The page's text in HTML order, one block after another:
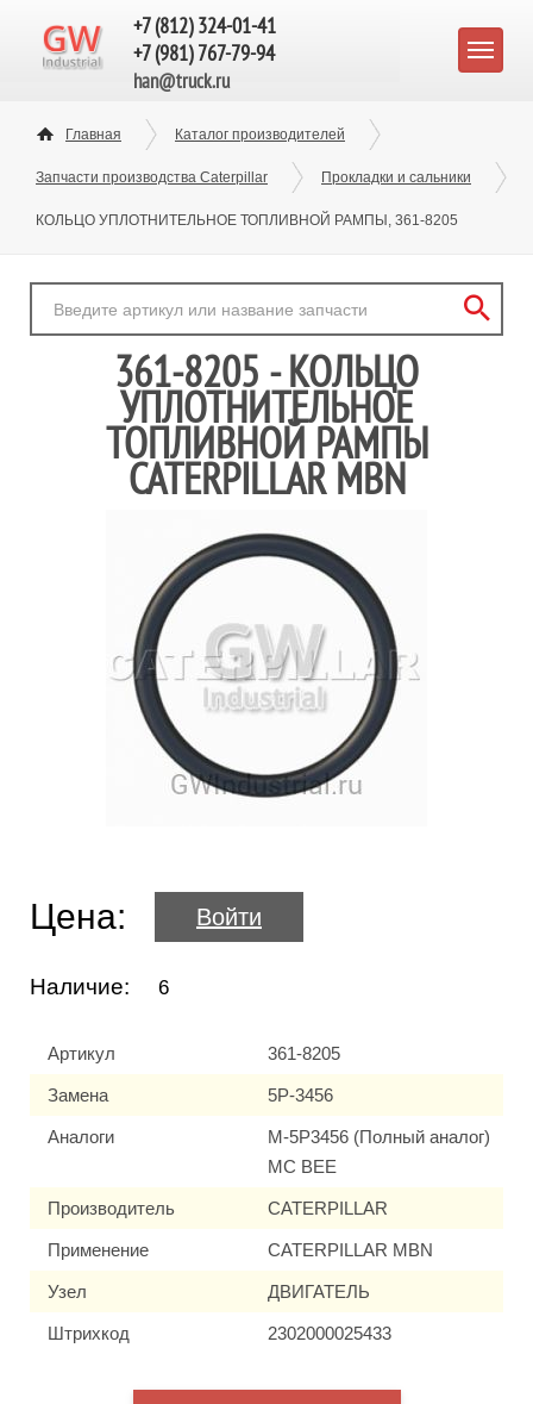
+7 (812) 324-01-41
+7 (981) 767-79-94
han@truck.ru
Главная Каталог производителей
Запчасти производства Caterpillar Прокладки и сальники
КОЛЬЦО УПЛОТНИТЕЛЬНОЕ ТОПЛИВНОЙ РАМПЫ, 361-8205
361-8205 - КОЛЬЦО
УПЛОТНИТЕЛЬНОЕ
ТОПЛИВНОЙ РАМПЫ
CATERPILLAR MBN
Цена: Войти
Наличие: 6
Артикул 361-8205
Замена 5P-3456
Аналоги
M-5P3456 (Полный аналог)
MC BEE
Производитель CATERPILLAR
Применение CATERPILLAR MBN
Узел ДВИГАТЕЛЬ
Штрихкод 2302000025433